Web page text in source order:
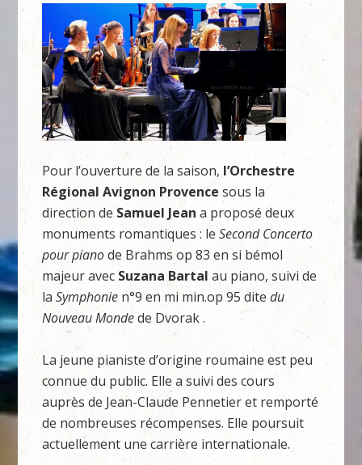
Pour l’ouverture de la saison, l’Orchestre
Régional Avignon Provence sous la
direction deSamuel Jean a proposé deux
monuments romantiques : leSecond Concerto
pour pianode Brahms op 83 en si bémol
majeur avec Suzana Bartal au piano, suivi de
laSymphonie n°9 en mi min.op 95 ditedu
Nouveau Mondede Dvorak .
La jeune pianiste d’origine roumaine est peu
connue du public. Elle a suivi des cours
auprès de Jean-Claude Pennetier et remporté
de nombreuses récompenses. Elle poursuit
actuellement une carrière internationale.